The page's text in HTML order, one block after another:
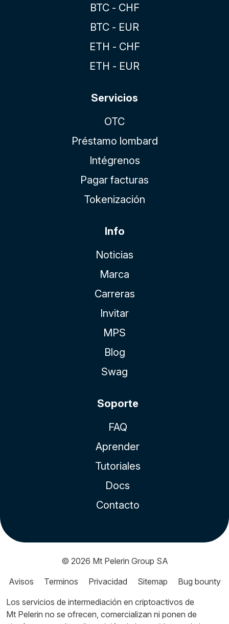
BTC - CHF
BTC - EUR
ETH - CHF
ETH - EUR
Servicios
OTC
Préstamo lombard
Intégrenos
Pagar facturas
Tokenización
Info
Noticias
Marca
Carreras
Invitar
MPS
Blog
Swag
Soporte
FAQ
Aprender
Tutoriales
Docs
Contacto
© 2026 Mt Pelerin Group SA
Avisos
Terminos Privacidad Sitemap
Bug bounty
Los servicios de intermediación en criptoactivos de
Mt Pelerin no se ofrecen, comercializan ni ponen de